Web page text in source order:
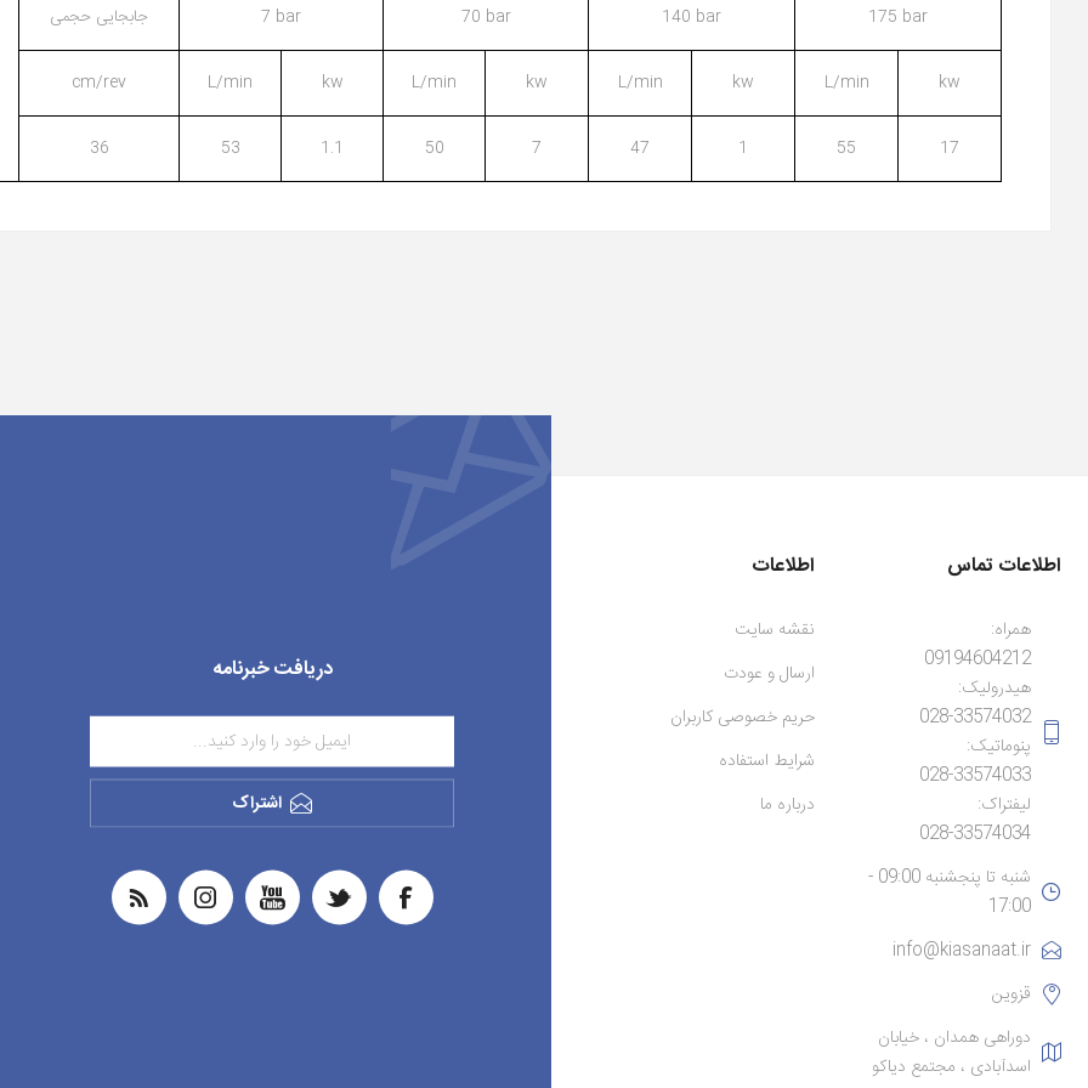
جابجایی حجمی 7 bar 70 bar 140 bar 175 bar
cm/rev L/min kw L/min kw L/min kw L/min kw
36 53 1.1 50 7 47 1 55 17
دریافت خبرنامه
اشتراک
اطلاعات تماس
همراه:
09194604212
هیدرولیک:
028-33574032
پنوماتیک:
028-33574033
لیفتراک:
028-33574034
شنبه تا پنجشنبه 09:00 -
17:00
info@kiasanaat.ir
قزوین
دوراهی همدان ، خیابان
اسدآبادی ، مجتمع دیاکو
اطلاعات
نقشه سایت
ارسال و عودت
حریم خصوصی کاربران
شرایط استفاده
درباره ما